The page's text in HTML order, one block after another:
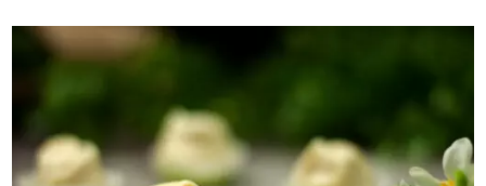
KETO
MARSHMALLOWS
HIMBEERGESCHMACK